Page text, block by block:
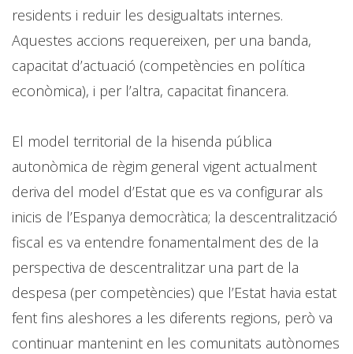
residents i reduir les desigualtats internes.
Aquestes accions requereixen, per una banda,
capacitat d’actuació (competències en política
econòmica), i per l’altra, capacitat financera.
El model territorial de la hisenda pública
autonòmica de règim general vigent actualment
deriva del model d’Estat que es va configurar als
inicis de l’Espanya democràtica; la descentralització
fiscal es va entendre fonamentalment des de la
perspectiva de descentralitzar una part de la
despesa (per competències) que l’Estat havia estat
fent fins aleshores a les diferents regions, però va
continuar mantenint en les comunitats autònomes